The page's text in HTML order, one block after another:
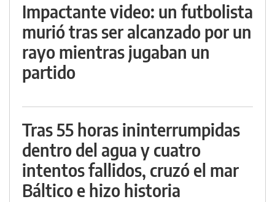
Impactante video: un futbolista
murió tras ser alcanzado por un
rayo mientras jugaban un
partido
Tras 55 horas ininterrumpidas
dentro del agua y cuatro
intentos fallidos, cruzó el mar
Báltico e hizo historia